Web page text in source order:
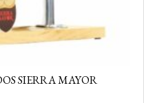
SIERRA MAYOR